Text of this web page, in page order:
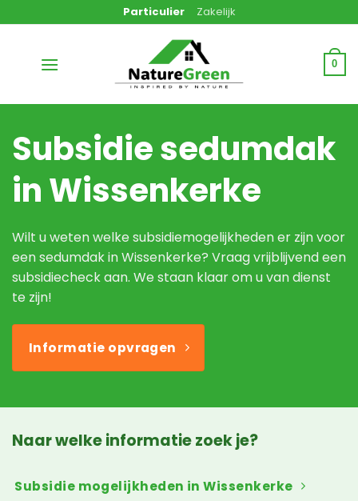
naar
Particulier Zakelijk
0
Subsidie sedumdak
in Wissenkerke
Wilt u weten welke subsidiemogelijkheden er zijn voor
een sedumdak in Wissenkerke? Vraag vrijblijvend een
subsidiecheck aan. We staan klaar om u van dienst
te zijn!
Informatie opvragen
Naar welke informatie zoek je?
Subsidie mogelijkheden in Wissenkerke